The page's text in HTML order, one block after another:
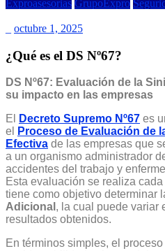
Exproasesorias GrupoExpro
octubre 1, 2025
¿Qué es el DS Nº67?
DS Nº67: Evaluación de la
su impacto en las empresas
El
Decreto Supremo Nº67 es
el
Proceso de Evaluación de
Efectiva de las empresas que
a un organismo administrador
accidentes del trabajo y
Esta evaluación se realiza
tiene como objetivo determinar
Adicional , la cual puede variar
resultados obtenidos.
En términos simples, el